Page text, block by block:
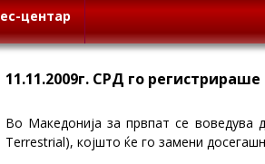
центар
11.11.2009г. СРД го
Во Македонија за првпат се воведува
Terrestrial), којшто ќе го замени